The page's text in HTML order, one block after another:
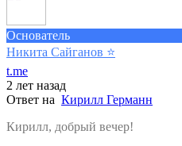
Основатель
Никита Сайганов ⭐️
t.me
2 лет назад
Ответ на Кирилл Германн
Кирилл, добрый вечер!